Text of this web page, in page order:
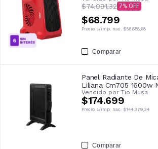
$74.091,32 7
$68.799
Precio s/imp. nac. $56.858,68
Comparar
Panel Radiante De
Liliana Cm705 1600w
Vendido por Tio Musa
$174.699
Precio s/imp. nac. $144.379,34
Comparar